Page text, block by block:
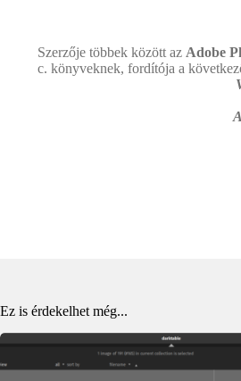
Szerzője többek között az Adobe
c. könyveknek, fordítója a
Ez is érdekelhet még...